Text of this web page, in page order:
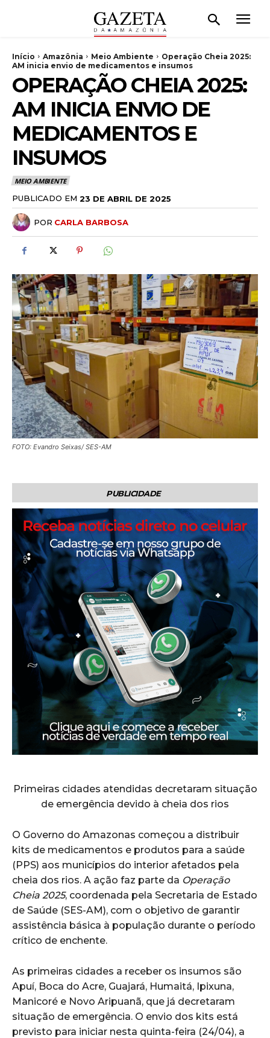
Início Amazônia Meio Ambiente
Operação Cheia 2025:
AM inicia envio de medicamentos e insumos
OPERAÇÃO CHEIA 2025:
AM INICIA ENVIO DE
MEDICAMENTOS E
INSUMOS
MEIO AMBIENTE
PUBLICADO EM 23 DE ABRIL DE 2025
POR CARLA BARBOSA
FOTO: Evandro Seixas/ SES-AM
PUBLICIDADE
Primeiras cidades atendidas decretaram situação
de emergência devido à cheia dos rios
O Governo do Amazonas começou a distribuir
kits de medicamentos e produtos para a saúde
(PPS) aos municípios do interior afetados pela
cheia dos rios. A ação faz parte da Operação
Cheia 2025, coordenada pela Secretaria de Estado
de Saúde (SES-AM), com o objetivo de garantir
assistência básica à população durante o período
crítico de enchente.
As primeiras cidades a receber os insumos são
Apuí, Boca do Acre, Guajará, Humaitá, Ipixuna,
Manicoré e Novo Aripuanã, que já decretaram
situação de emergência. O envio dos kits está
previsto para iniciar nesta quinta-feira (24/04), a